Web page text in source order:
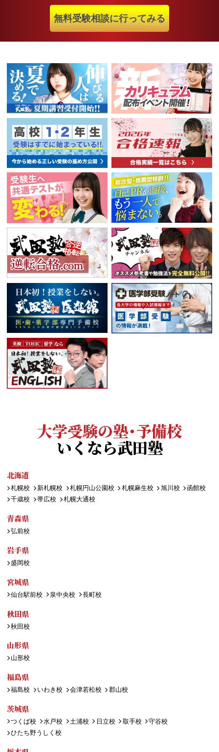
無料受験相談に行ってみる
大学受験の塾・予備校
いくなら武田塾
北海道
札幌校 新札幌校 札幌円山公園校 札幌麻生校 旭川校
函館校
千歳校
帯広校 札幌大通校
青森県
弘前校
岩手県
盛岡校
宮城県
仙台駅前校 泉中央校 長町校
秋田県
秋田校
山形県
山形校
福島県
福島校 いわき校 会津若松校 郡山校
茨城県
つくば校 水戸校 土浦校 日立校 取手校
守谷校
ひたち野うしく校